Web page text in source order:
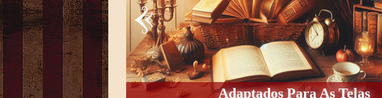
Adaptados Para As Telas